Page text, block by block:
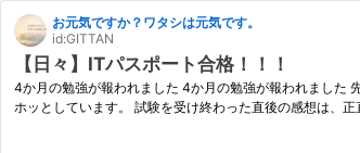
お元気ですか？ワタシは元気です。
id:GITTAN
【日々】ITパスポート合格！！！
4か月の勉強が報われました 4か月の勉強が報われまし
ホッとしています。 試験を受け終わった直後の感想は、